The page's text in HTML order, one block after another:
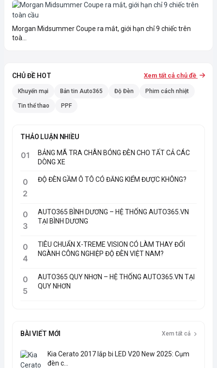
Morgan Midsummer Coupe ra mắt, giới hạn chỉ 9 chiếc trên
toà...
CHỦ ĐỀ HOT Xem tất cả chủ đề
Khuyến mại Bản tin Auto365 Độ Đèn Phim cách nhiệt
Tin thể thao PPF
THẢO LUẬN NHIỀU
01
BẢNG MÃ TRA CHÂN BÓNG ĐÈN CHO TẤT CẢ CÁC
DÒNG XE
0
2
ĐỘ ĐÈN GẦM Ô TÔ CÓ ĐĂNG KIỂM ĐƯỢC KHÔNG?
0
3
AUTO365 BÌNH DƯƠNG – HỆ THỐNG AUTO365.VN
TẠI BÌNH DƯƠNG
0
4
TIÊU CHUẨN X-TREME VISION CÓ LÀM THAY ĐỔI
NGÀNH CÔNG NGHIỆP ĐỘ ĐÈN VIỆT NAM?
0
5
AUTO365 QUY NHƠN – HỆ THỐNG AUTO365.VN TẠI
QUY NHƠN
BÀI VIẾT MỚI Xem tất cả
Kia Cerato 2017 lắp bi LED V20 New 2025: Cụm
đèn c...